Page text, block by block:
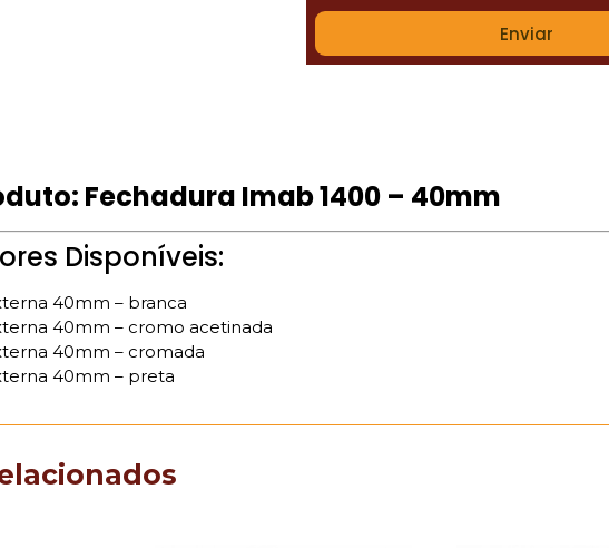
Enviar
Fechadura Imab 1400 – 40mm
Disponíveis:
40mm – branca
40mm – cromo acetinada
40mm – cromada
40mm – preta